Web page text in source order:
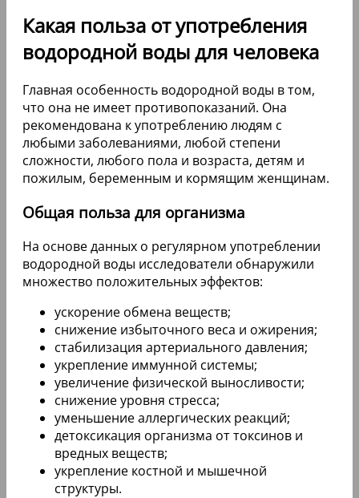
Какая польза от употребления
водородной воды для человека
Главная особенность водородной воды в том,
что она не имеет противопоказаний. Она
рекомендована к употреблению людям с
любыми заболеваниями, любой степени
сложности, любого пола и возраста, детям и
пожилым, беременным и кормящим женщинам.
Общая польза для организма
На основе данных о регулярном употреблении
водородной воды исследователи обнаружили
множество положительных эффектов:
ускорение обмена веществ;
снижение избыточного веса и ожирения;
стабилизация артериального давления;
укрепление иммунной системы;
увеличение физической выносливости;
снижение уровня стресса;
уменьшение аллергических реакций;
детоксикация организма от токсинов и
вредных веществ;
укрепление костной и мышечной
структуры.